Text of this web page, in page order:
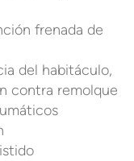
frenada de
del habitáculo,
contra remolque